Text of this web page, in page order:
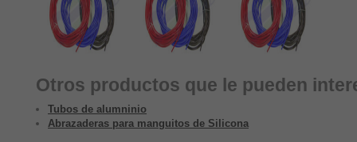
Otros productos que le pueden
Tubos de alumninio
Abrazaderas para manguitos de Silicona